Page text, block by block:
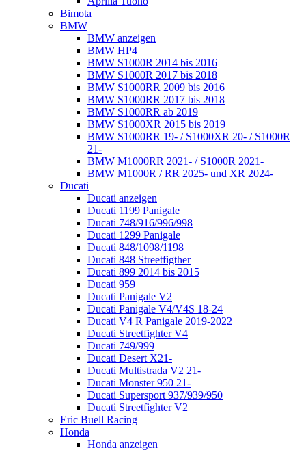
Bimota
BMW
BMW anzeigen
BMW HP4
BMW S1000R 2014 bis 2016
BMW S1000R 2017 bis 2018
BMW S1000RR 2009 bis 2016
BMW S1000RR 2017 bis 2018
BMW S1000RR ab 2019
BMW S1000XR 2015 bis 2019
BMW S1000RR 19- / S1000XR 20- / S1000R
21-
BMW M1000RR 2021- / S1000R 2021-
BMW M1000R / RR 2025- und XR 2024-
Ducati
Ducati anzeigen
Ducati 1199 Panigale
Ducati 748/916/996/998
Ducati 1299 Panigale
Ducati 848/1098/1198
Ducati 848 Streetfigther
Ducati 899 2014 bis 2015
Ducati 959
Ducati Panigale V2
Ducati Panigale V4/V4S 18-24
Ducati V4 R Panigale 2019-2022
Ducati Streetfighter V4
Ducati 749/999
Ducati Desert X21-
Ducati Multistrada V2 21-
Ducati Monster 950 21-
Ducati Supersport 937/939/950
Ducati Streetfighter V2
Eric Buell Racing
Honda
Honda anzeigen